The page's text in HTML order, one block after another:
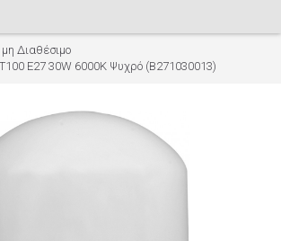
Διαθέσιμο
E27 30W 6000K Ψυχρό (B271030013)